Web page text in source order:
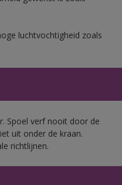
luchtvochtigheid zoals
Spoel verf nooit door de
uit onder de kraan.
richtlijnen.